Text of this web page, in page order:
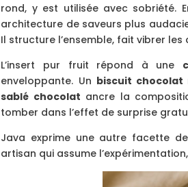
rond, y est utilisée avec sobriété.
architecture de saveurs plus
Il structure l’ensemble, fait vibrer
L’insert pur fruit répond à une
enveloppante. Un biscuit chocolat
sablé chocolat ancre la
tomber dans l’effet de surprise
Java exprime une autre facette de
artisan qui assume